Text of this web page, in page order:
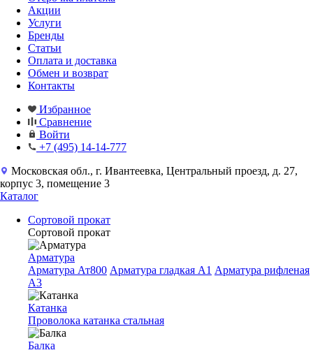
Акции
Услуги
Бренды
Статьи
Оплата и доставка
Обмен и возврат
Контакты
Избранное
Сравнение
Войти
+7 (495) 14-14-777
Московская обл., г. Ивантеевка, Центральный проезд, д. 27,
корпус 3, помещение 3
Каталог
Сортовой прокат
Сортовой прокат
Арматура
Арматура Ат800 Арматура гладкая A1 Арматура рифленая
A3
Катанка
Проволока катанка стальная
Балка